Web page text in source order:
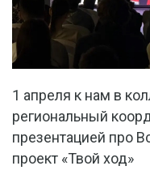
1 апреля к нам в
региональный
презентацией про
проект «Твой ход»